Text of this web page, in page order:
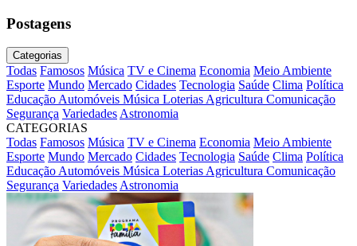
Postagens
Categorias
Todas Famosos Música TV e Cinema Economia Meio Ambiente
Esporte Mundo Mercado Cidades Tecnologia Saúde Clima Política
EducaçãoAutomóveis Música LoteriasAgricultura Comunicação
Segurança VariedadesAstronomia
CATEGORIAS
Todas Famosos Música TV e Cinema Economia Meio Ambiente
Esporte Mundo Mercado Cidades Tecnologia Saúde Clima Política
EducaçãoAutomóveis Música LoteriasAgricultura Comunicação
Segurança VariedadesAstronomia